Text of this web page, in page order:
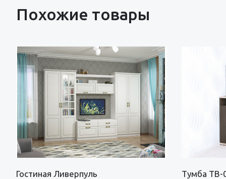
Похожие товары
Гостиная Ливерпуль
Тумба ТВ-